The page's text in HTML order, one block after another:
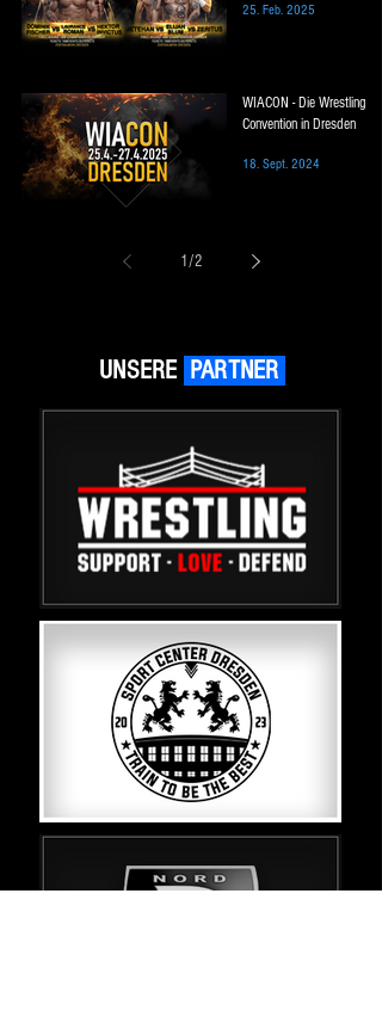
25. Feb. 2025
WIACON - Die Wrestling
Convention in Dresden
18. Sept. 2024
1/2
UNSERE PARTNER